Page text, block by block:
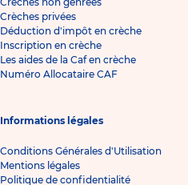
Crèches privées
Déduction d'impôt en crèche
Inscription en crèche
Les aides de la Caf en crèche
Numéro Allocataire CAF
Informations légales
Conditions Générales d'Utilisation
Mentions légales
Politique de confidentialité